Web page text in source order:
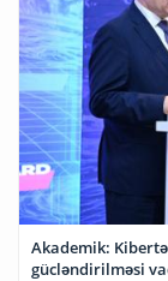
Akademik:
gücləndirilməsi